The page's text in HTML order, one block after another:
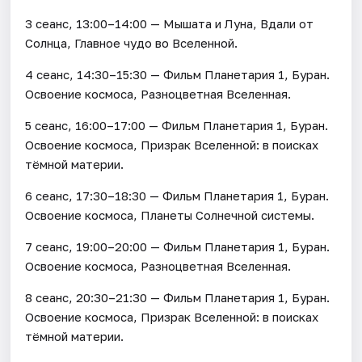
3 сеанс, 13:00–14:00 — Мышата и Луна, Вдали от
Солнца, Главное чудо во Вселенной.
4 сеанс, 14:30–15:30 — Фильм Планетария 1, Буран.
Освоение космоса, Разноцветная Вселенная.
5 сеанс, 16:00–17:00 — Фильм Планетария 1, Буран.
Освоение космоса, Призрак Вселенной: в поисках
тёмной материи.
6 сеанс, 17:30–18:30 — Фильм Планетария 1, Буран.
Освоение космоса, Планеты Солнечной системы.
7 сеанс, 19:00–20:00 — Фильм Планетария 1, Буран.
Освоение космоса, Разноцветная Вселенная.
8 сеанс, 20:30–21:30 — Фильм Планетария 1, Буран.
Освоение космоса, Призрак Вселенной: в поисках
тёмной материи.